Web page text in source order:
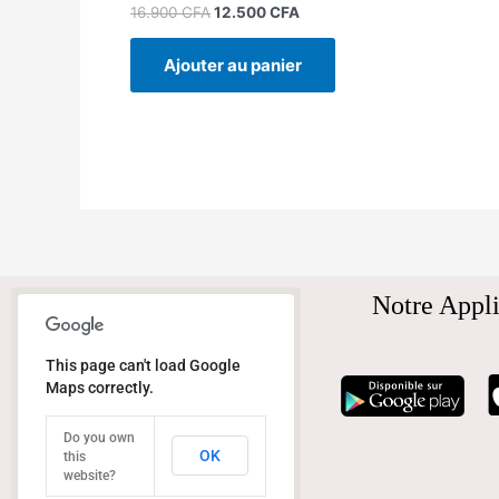
16.900CFA12.500CFA
Ajouter au panier
This page can't load Google
Maps correctly.
Do you own
this
website?
OK
Notre